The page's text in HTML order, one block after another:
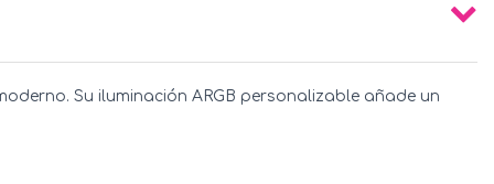
Su iluminación ARGB personalizable añade un